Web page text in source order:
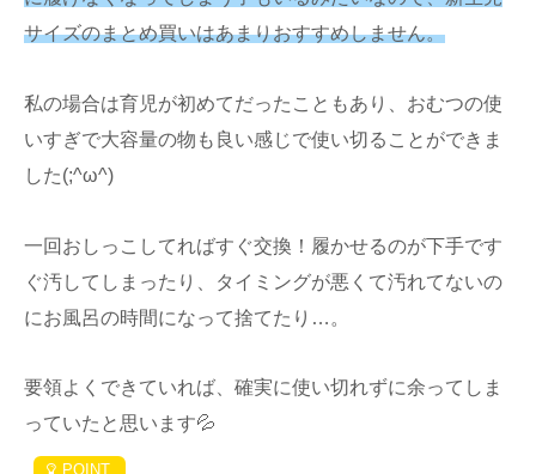
サイズのまとめ買いはあまりおすすめしません。
私の場合は育児が初めてだったこともあり、おむつの使
いすぎで大容量の物も良い感じで使い切ることができま
した(;^ω^)
一回おしっこしてればすぐ交換！履かせるのが下手です
ぐ汚してしまったり、タイミングが悪くて汚れてないの
にお風呂の時間になって捨てたり…。
要領よくできていれば、確実に使い切れずに余ってしま
っていたと思います💦